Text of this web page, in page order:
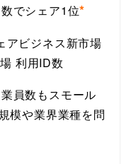
でシェア1位*
アビジネス新市場
利用ID数
員数もスモール
模や業界業種を問